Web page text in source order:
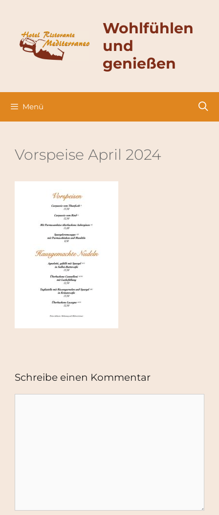
springen
Wohlfühlen
und
genießen
Menü
Vorspeise April 2024
Schreibe einen Kommentar